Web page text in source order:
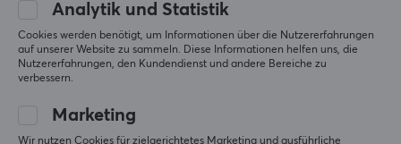
- wiederverwendbar
- (nicht schnell, auch nicht sehr langsam)
Nachteile:
- Inkonsistenz bei verschiedenen Skates
- (nicht schnell, auch nicht sehr langsam)
- Kann sich kratzig anfühlen (das Meiste ging nach
Analytik und Statistik
Cookies werden benötigt, um Informationen über die Nutzererfahrungen
auf unserer Website zu sammeln. Diese Informationen helfen uns, die
Nutzererfahrungen, den Kundendienst und andere Bereiche zu
verbessern.
Marketing
Wir nutzen Cookies für zielgerichtetes Marketing und ausführliche